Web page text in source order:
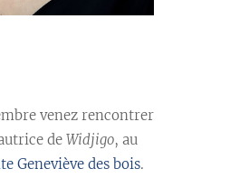
venez rencontrer
de Widjigo, au
Geneviève des bois.